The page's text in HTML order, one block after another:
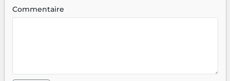
Commentaire